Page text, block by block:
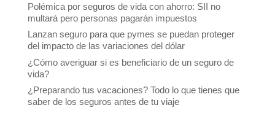
Polémica por seguros de vida con ahorro: SII no
multará pero personas pagarán impuestos
Lanzan seguro para que pymes se puedan proteger
del impacto de las variaciones del dólar
¿Cómo averiguar si es beneficiario de un seguro de
vida?
¿Preparando tus vacaciones? Todo lo que tienes que
saber de los seguros antes de tu viaje